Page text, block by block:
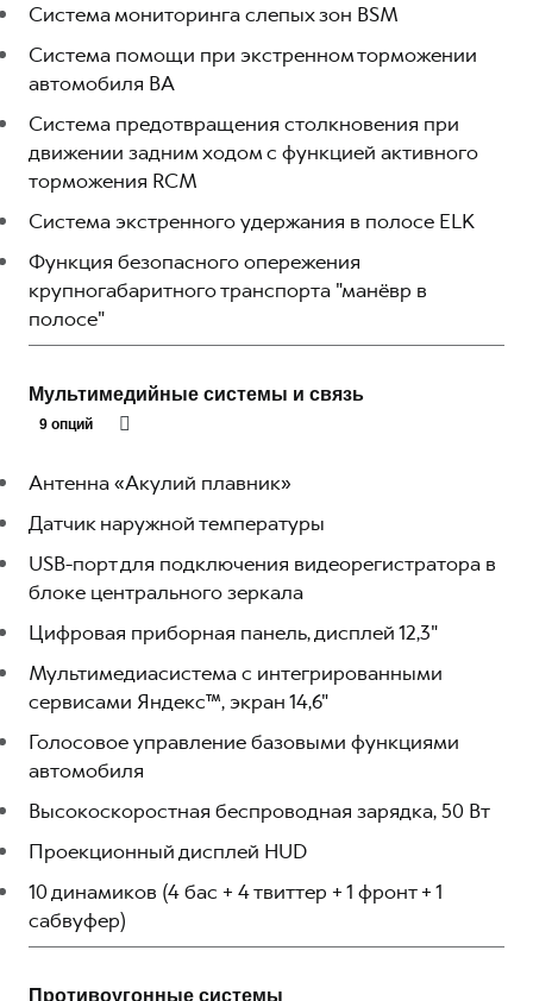
Cистема мониторинга слепых зон BSM
Система помощи при экстренном торможении
автомобиля BA
Система предотвращения столкновения при
движении задним ходом с функцией активного
торможения RCM
Система экстренного удержания в полосе ELK
Функция безопасного опережения
крупногабаритного транспорта "манёвр в
полосе"
Мультимедийные системы и связь
9 опций
Антенна «Акулий плавник»
Датчик наружной температуры
USB-порт для подключения видеорегистратора в
блоке центрального зеркала
Цифровая приборная панель, дисплей 12,3"
Мультимедиасистема с интегрированными
сервисами Яндекс™, экран 14,6"
Голосовое управление базовыми функциями
автомобиля
Высокоскоростная беспроводная зарядка, 50 Вт
Проекционный дисплей HUD
10 динамиков (4 бас + 4 твиттер + 1 фронт + 1
сабвуфер)
Противоугонные системы